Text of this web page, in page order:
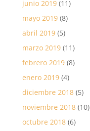
junio 2019(11)
mayo 2019(8)
abril 2019(5)
marzo 2019(11)
febrero 2019(8)
enero 2019(4)
diciembre 2018(5)
noviembre 2018(10)
octubre 2018(6)